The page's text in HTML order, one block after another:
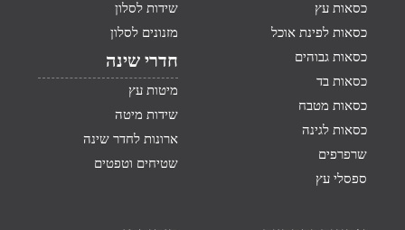
כסאות עץ
כסאות לפינת אוכל
כסאות גבוהים
כסאות בד
כסאות מטבח
כסאות לגינה
שרפרפים
ספסלי עץ
שידות לסלון
מזנונים לסלון
חדרי שינה
מיטות עץ
שידות מיטה
ארונות לחדר שינה
שטיחים וטפטים